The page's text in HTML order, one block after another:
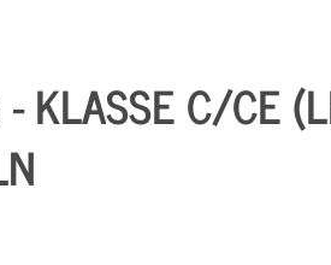
KLASSE C/CE